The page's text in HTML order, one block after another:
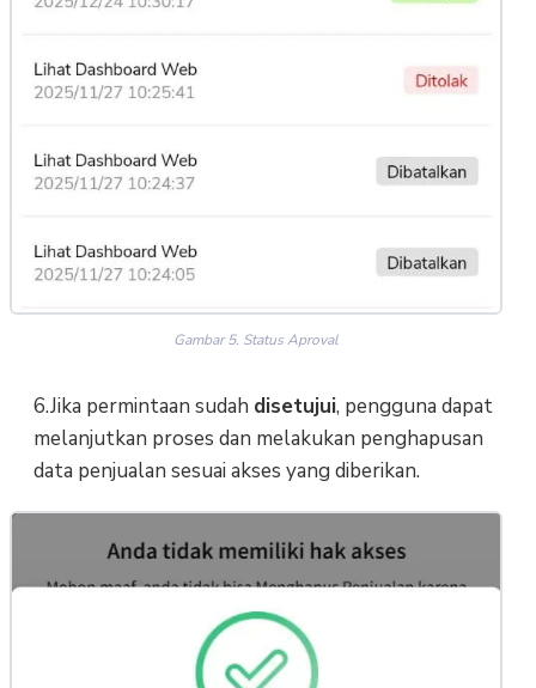
Gambar 5. Status Aproval
6.Jika permintaan sudah disetujui, pengguna dapat
melanjutkan proses dan melakukan penghapusan
data penjualan sesuai akses yang diberikan.